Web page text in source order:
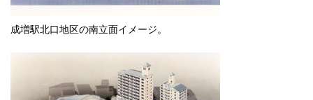
成増駅北口地区の南立面イメージ。